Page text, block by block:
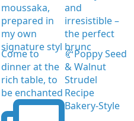
moussaka,
prepared in
my own
signature styl
and
irresistible –
the perfect
brunc
Come to
dinner at the
rich table, to
be enchanted
🥐Poppy Seed
& Walnut
Strudel
Recipe
Bakery-Style